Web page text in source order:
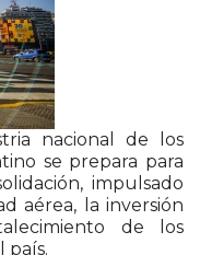
nacional de los
se prepara para
impulsado
aérea, la inversión
de los
país.